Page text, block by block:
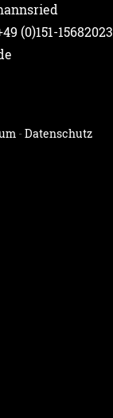
(0)151-15682023
-Datenschutz